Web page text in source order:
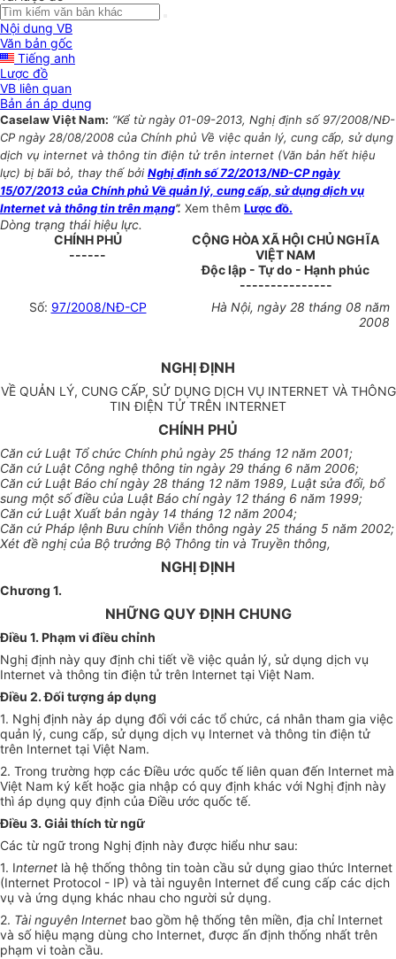
Nội dung VB
Văn bản gốc
Tiếng anh
Lược đồ
VB liên quan
Bản án áp dụng
Caselaw Việt Nam: “Kể từ ngày 01-09-2013, Nghị định số 97/2008/NĐ-
CP ngày 28/08/2008 của Chính phủ Về việc quản lý, cung cấp, sử dụng
dịch vụ internet và thông tin điện tử trên internet (Văn bản hết hiệu
lực) bị bãi bỏ, thay thế bởi Nghị định số 72/2013/NĐ-CP ngày
15/07/2013 của Chính phủ Về quản lý, cung cấp, sử dụng dịch vụ
Internet và thông tin trên mạng”. Xem thêm Lược đồ.
Dòng trạng thái hiệu lực.
CHÍNH PHỦ
------
CỘNG HÒA XÃ HỘI CHỦ NGHĨA
VIỆT NAM
Độc lập - Tự do - Hạnh phúc
---------------
Số: 97/2008/NĐ-CP
Hà Nội, ngày 28 tháng 08 năm
2008
NGHỊ ĐỊNH
VỀ QUẢN LÝ, CUNG CẤP, SỬ DỤNG DỊCH VỤ INTERNET VÀ THÔNG
TIN ĐIỆN TỬ TRÊN INTERNET
CHÍNH PHỦ
Căn cứ Luật Tổ chức Chính phủ ngày 25 tháng 12 năm 2001;
Căn cứ Luật Công nghệ thông tin ngày 29 tháng 6 năm 2006;
Căn cứ Luật Báo chí ngày 28 tháng 12 năm 1989, Luật sửa đổi, bổ
sung một số điều của Luật Báo chí ngày 12 tháng 6 năm 1999;
Căn cứ Luật Xuất bản ngày 14 tháng 12 năm 2004;
Căn cứ Pháp lệnh Bưu chính Viễn thông ngày 25 tháng 5 năm 2002;
Xét đề nghị của Bộ trưởng Bộ Thông tin và Truyền thông,
NGHỊ ĐỊNH
Chương 1.
NHỮNG QUY ĐỊNH CHUNG
Điều 1. Phạm vi điều chỉnh
Nghị định này quy định chi tiết về việc quản lý, sử dụng dịch vụ
Internet và thông tin điện tử trên Internet tại Việt Nam.
Điều 2. Đối tượng áp dụng
1. Nghị định này áp dụng đối với các tổ chức, cá nhân tham gia việc
quản lý, cung cấp, sử dụng dịch vụ Internet và thông tin điện tử
trên Internet tại Việt Nam.
2. Trong trường hợp các Điều ước quốc tế liên quan đến Internet mà
Việt Nam ký kết hoặc gia nhập có quy định khác với Nghị định này
thì áp dụng quy định của Điều ước quốc tế.
Điều 3. Giải thích từ ngữ
Các từ ngữ trong Nghị định này được hiểu như sau:
1. Internet là hệ thống thông tin toàn cầu sử dụng giao thức Internet
(Internet Protocol - IP) và tài nguyên Internet để cung cấp các dịch
vụ và ứng dụng khác nhau cho người sử dụng.
2. Tài nguyên Internet bao gồm hệ thống tên miền, địa chỉ Internet
và số hiệu mạng dùng cho Internet, được ấn định thống nhất trên
phạm vi toàn cầu.